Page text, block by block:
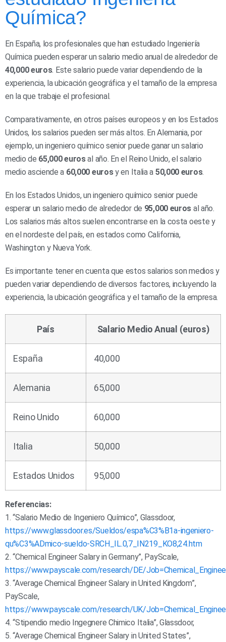
Química?
En España, los profesionales que han estudiado Ingeniería
Química pueden esperar un salario medio anual de alrededor de
40,000 euros. Este salario puede variar dependiendo de la
experiencia, la ubicación geográfica y el tamaño de la empresa
en la que trabaje el profesional.
Comparativamente, en otros países europeos y en los Estados
Unidos, los salarios pueden ser más altos. En Alemania, por
ejemplo, un ingeniero químico senior puede ganar un salario
medio de 65,000 eurosal año. En el Reino Unido, el salario
medio asciende a 60,000 eurosy en Italia a 50,000 euros.
En los Estados Unidos, un ingeniero químico senior puede
esperar un salario medio de alrededor de 95,000 euros al año.
Los salarios más altos suelen encontrarse en la costa oeste y
en el nordeste del país, en estados como California,
Washington y Nueva York.
Es importante tener en cuenta que estos salarios son medios y
pueden variar dependiendo de diversos factores, incluyendo la
experiencia, la ubicación geográfica y el tamaño de la empresa.
País Salario Medio Anual (euros)
España 40,000
Alemania 65,000
Reino Unido 60,000
Italia 50,000
Estados Unidos 95,000
Referencias:
1. “Salario Medio de Ingeniero Químico”, Glassdoor,
https://www.glassdoor.es/Sueldos/espa%C3%B1a-ingeniero-
qu%C3%ADmico-sueldo-SRCH_IL.0,7_IN219_KO8,24.htm
2. “Chemical Engineer Salary in Germany”, PayScale,
https://www.payscale.com/research/DE/
3. “Average Chemical Engineer Salary in United Kingdom”,
PayScale,
https://www.payscale.com/research/UK/
4. “Stipendio medio Ingegnere Chimico Italia”, Glassdoor,
5. “Average Chemical Engineer Salary in United States”,